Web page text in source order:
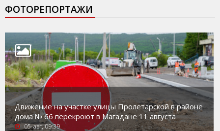
ФОТОРЕПОРТАЖИ
Движение на участке улицы Пролетарской в районе
дома № 66 перекроют в Магадане 11 августа
05-авг, 09:39